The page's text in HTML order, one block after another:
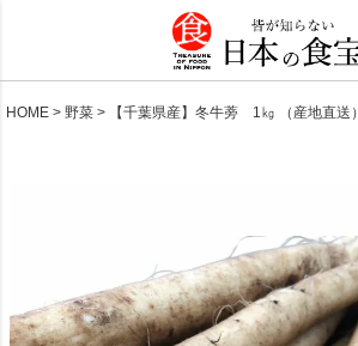
HOME 野菜 【千葉県産】冬牛蒡 1㎏ （産地直送）